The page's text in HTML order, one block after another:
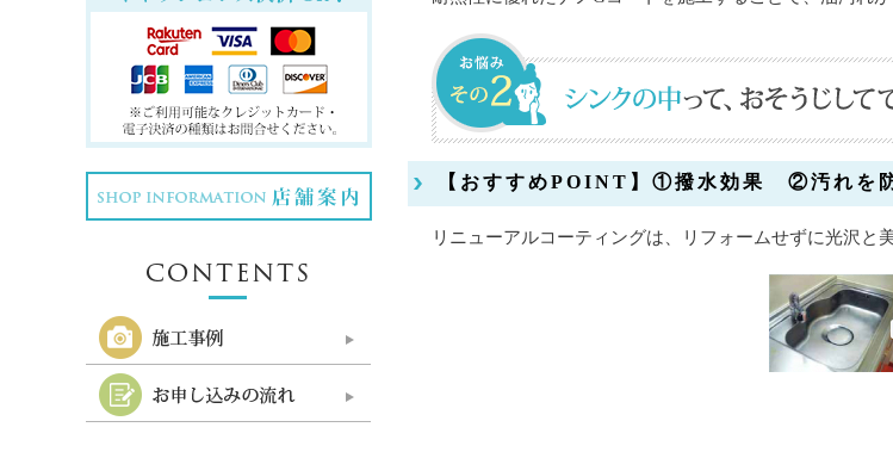
【おすすめPOINT】①撥水効果 ②汚れを
リニューアルコーティングは、リフォームせずに光沢と